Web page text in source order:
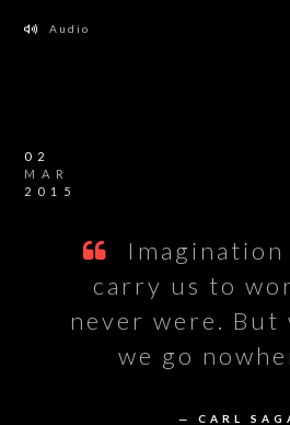
Audio
02
MAR
2015
carry us to
never were.
we go
— CARL